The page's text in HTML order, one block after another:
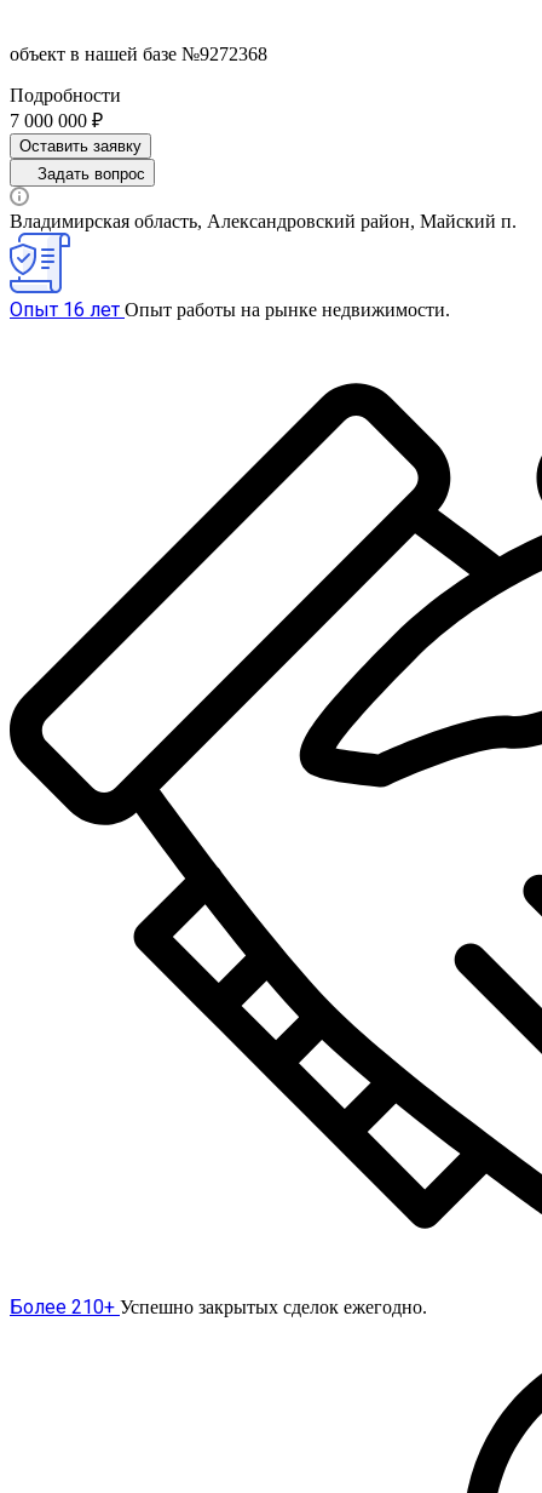
объект в нашей базе №9272368
Подробности
7 000 000 ₽
Оставить заявку
Задать вопрос
Владимирская область, Александровский район, Майский п.
Опыт 16 лет Опыт работы на рынке недвижимости.
Более 210+ Успешно закрытых сделок ежегодно.